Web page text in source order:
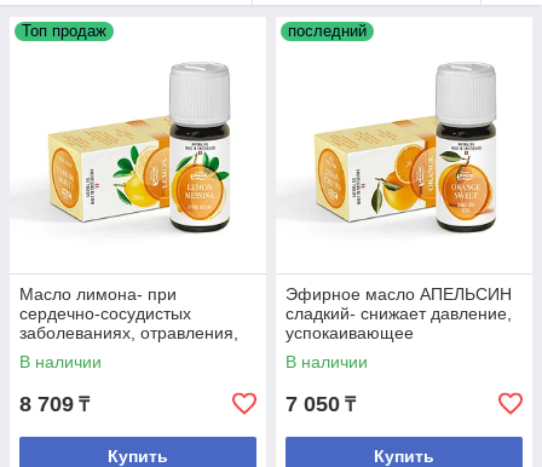
Топ продаж
Масло лимона- при
сердечно-сосудистых
заболеваниях, отравления,
простуда, отбеливающее
средство
В наличии
8 709 ₸
Купить
последний
Эфирное масло АПЕЛЬСИН
сладкий- снижает давление,
успокаивающее
средство,желчегонное
В наличии
7 050 ₸
Купить